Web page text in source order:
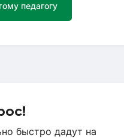
педагогу
быстро дадут на